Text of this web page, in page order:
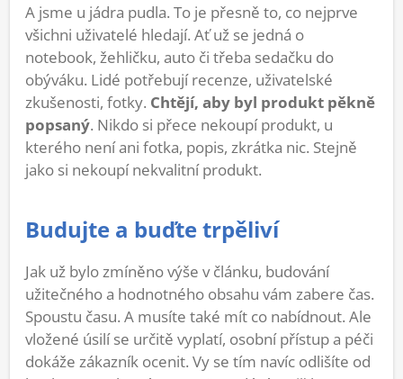
A jsme u jádra pudla. To je přesně to, co nejprve
všichni uživatelé hledají. Ať už se jedná o
notebook, žehličku, auto či třeba sedačku do
obýváku. Lidé potřebují recenze, uživatelské
zkušenosti, fotky. Chtějí, aby byl produkt pěkně
popsaný. Nikdo si přece nekoupí produkt, u
kterého není ani fotka, popis, zkrátka nic. Stejně
jako si nekoupí nekvalitní produkt.
Budujte a buďte trpěliví
Jak už bylo zmíněno výše v článku, budování
užitečného a hodnotného obsahu vám zabere čas.
Spoustu času. A musíte také mít co nabídnout. Ale
vložené úsilí se určitě vyplatí, osobní přístup a péči
dokáže zákazník ocenit. Vy se tím navíc odlišíte od